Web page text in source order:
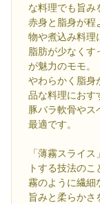
な料理でも旨み
赤身と脂身が程
物や煮込み料理
脂肪が少なくす
が魅力のモモ。
やわらかく脂身
品な料理におす
豚バラ軟骨やス
最適です。
「薄霧スライ
トする技法のこ
霧のように繊細
旨みと柔らかさ